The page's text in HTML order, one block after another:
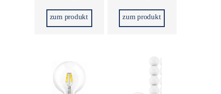
zum produkt zum produkt